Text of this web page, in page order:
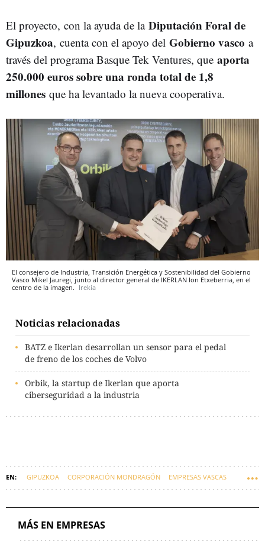
El proyecto, con la ayuda de la Diputación Foral de
Gipuzkoa, cuenta con el apoyo del Gobierno vasco a
través del programa Basque Tek Ventures, que aporta
250.000 euros sobre una ronda total de 1,8
millones que ha levantado la nueva cooperativa.
El consejero de Industria, Transición Energética y Sostenibilidad del Gobierno
Vasco Mikel Jauregi, junto al director general de IKERLAN Ion Etxeberria, en el
centro de la imagen. Irekia
Noticias relacionadas
BATZ e Ikerlan desarrollan un sensor para el pedal
de freno de los coches de Volvo
Orbik, la startup de Ikerlan que aporta
ciberseguridad a la industria
GIPUZKOA CORPORACIÓN MONDRAGÓN EMPRESAS VASCAS
MÁS EN EMPRESAS